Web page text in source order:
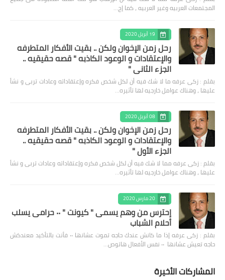
المجتمعات العربيه وغير العربيه ، كما إج…
19 أبريل 2020
رحل زمن الإخوان ولكن .. بقيت الأفكار المتطرفه
والإعتقادات و الوعود الكاذبه " قصه حقيقيه ..
الجزء الثاني "
بقلم : زكى عرفه ‎ما لا شك فيه أن لكل شخص فكره وإعتقاداته وعادات تربى و نشأ
عليها ، وهناك عوامل خارجيه لها تأثيره…
08 أبريل 2020
رحل زمن الإخوان ولكن .. بقيت الأفكار المتطرفه
والإعتقادات و الوعود الكاذبه " قصه حقيقيه ..
الجزء الأول "
بقلم : زكى عرفه مما لا شك فيه أن لكل شخص فكره وإعتقاداته وعادات تربى و نشأ
عليها ، وهناك عوامل خارجيه لها تأثيره…
20 مارس 2020
إحترس من وهم يسمى " كيونت " ٠٠ حرامى يسلب
أحلام الشباب
بقلم : زكى عرفه ‎إذا ما كانش عندك حاجه تموت عشانها ٠٠ فأنت بالتأكيد معندكش
حاجه تعيش عشانها ٠٠ نفس الأفعال هاتوص…
المشاركات الأخيرة